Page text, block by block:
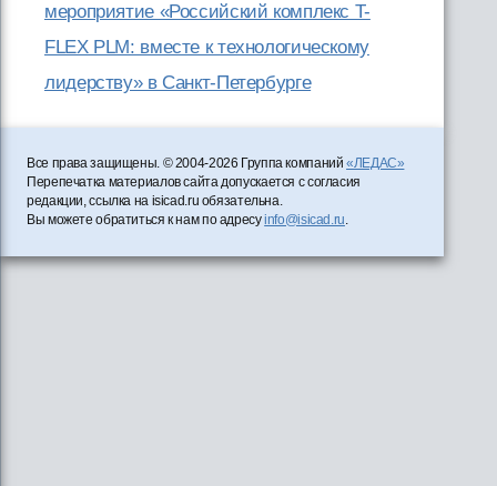
мероприятие «Российский комплекс T-
FLEX PLM: вместе к технологическому
лидерству» в Санкт-Петербурге
Все права защищены. © 2004-2026 Группа компаний«ЛЕДАС»
Перепечатка материалов сайта допускается с согласия
редакции, ссылка на isicad.ru обязательна.
Вы можете обратиться к нам по адресуinfo@isicad.ru.